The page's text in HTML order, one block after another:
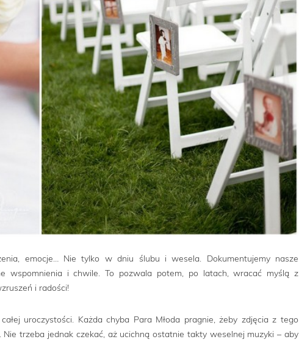
emocje… Nie tylko w dniu ślubu i wesela. Dokumentujemy nasze
wspomnienia i chwile. To pozwala potem, po latach, wracać myślą z
i radości!
uroczystości. Każda chyba Para Młoda pragnie, żeby zdjęcia z tego
trzeba jednak czekać, aż ucichną ostatnie takty weselnej muzyki – aby